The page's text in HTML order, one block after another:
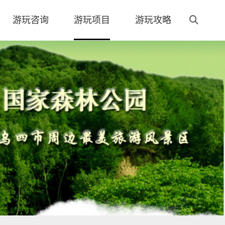
游玩咨询 游玩项目 游玩攻略